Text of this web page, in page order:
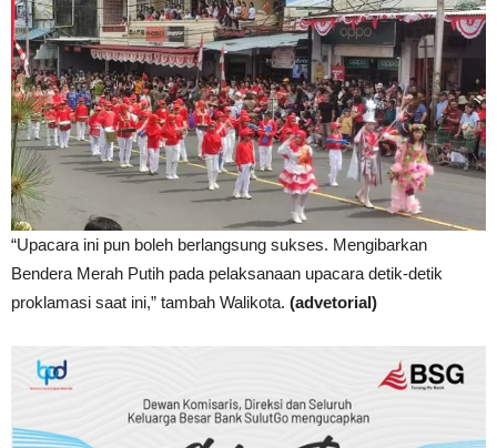
“Upacara ini pun boleh berlangsung sukses. Mengibarkan
Bendera Merah Putih pada pelaksanaan upacara detik-detik
proklamasi saat ini,” tambah Walikota. (advetorial)